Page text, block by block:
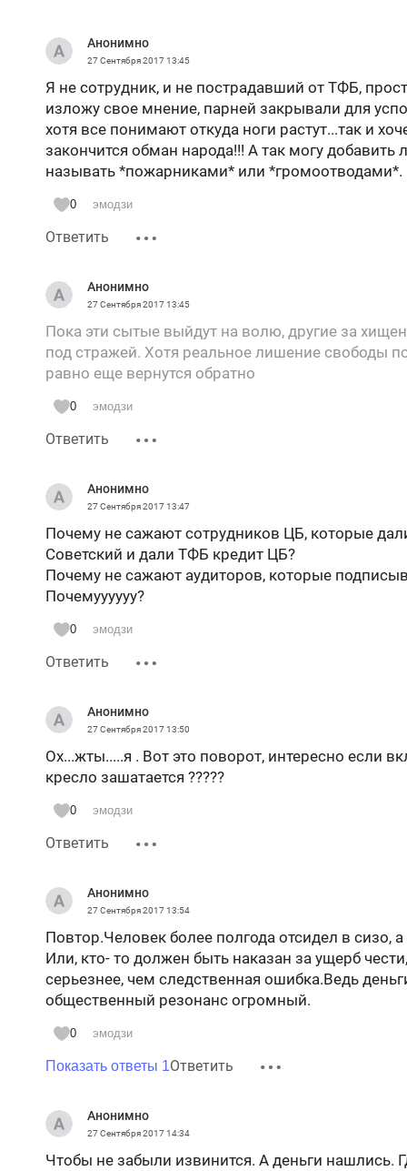
Анонимно
27 Сентября 201713:45
Я не сотрудник, и не пострадавший от ТФБ,
изложу свое мнение, парней закрывали для
хотя все понимают откуда ноги растут...так и
закончится обман народа!!! А так могу
называть *пожарниками* или *громоотводами*.
0 эмодзи
Ответить
Анонимно
27 Сентября 201713:45
Пока эти сытые выйдут на волю, другие за
под стражей. Хотя реальное лишение свободы
равно еще вернутся обратно
0 эмодзи
Ответить
Анонимно
27 Сентября 201713:47
Почему не сажают сотрудников ЦБ, которые
Советский и дали ТФБ кредит ЦБ?
Почему не сажают аудиторов, которые
Почемуууууу?
0 эмодзи
Ответить
Анонимно
27 Сентября 201713:50
Ох...жты.....я . Вот это поворот, интересно если
кресло зашатается ?????
0 эмодзи
Ответить
Анонимно
27 Сентября 201713:54
Повтор.Человек более полгода отсидел в
Или, кто- то должен быть наказан за ущерб
серьезнее, чем следственная ошибка.Ведь
общественный резонанс огромный.
0 эмодзи
Показать ответы 1Ответить
Анонимно
27 Сентября 201714:34
Чтобы не забыли извинится. А деньги нашлись.